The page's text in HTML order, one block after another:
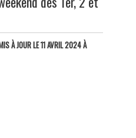
À JOUR LE 11 AVRIL 2024 À